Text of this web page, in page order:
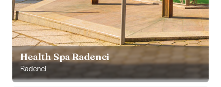
Health Spa Radenci
Radenci